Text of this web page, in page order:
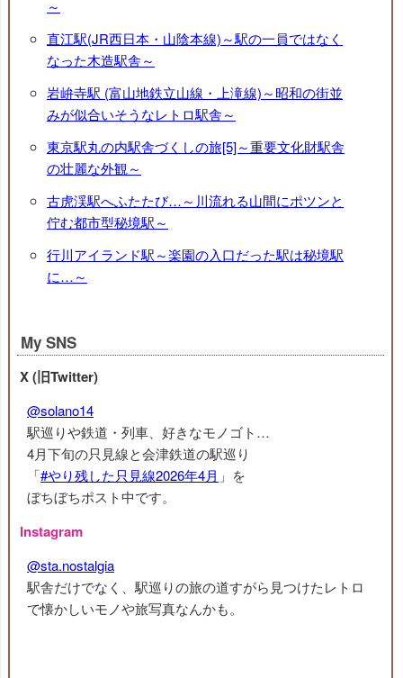
～
直江駅(JR西日本・山陰本線)～駅の一員ではなく
なった木造駅舎～
岩峅寺駅 (富山地鉄立山線・上滝線)～昭和の街並
みが似合いそうなレトロ駅舎～
東京駅丸の内駅舎づくしの旅[5]～重要文化財駅舎
の壮麗な外観～
古虎渓駅へふたたび…～川流れる山間にポツンと
佇む都市型秘境駅～
行川アイランド駅～楽園の入口だった駅は秘境駅
に…～
My SNS
X (旧Twitter)
@solano14
駅巡りや鉄道・列車、好きなモノゴト…
4月下旬の只見線と会津鉄道の駅巡り
「#やり残した只見線2026年4月 」を
ぼちぼちポスト中です。
Instagram
@sta.nostalgia
駅舎だけでなく、駅巡りの旅の道すがら見つけたレトロ
で懐かしいモノや旅写真なんかも。